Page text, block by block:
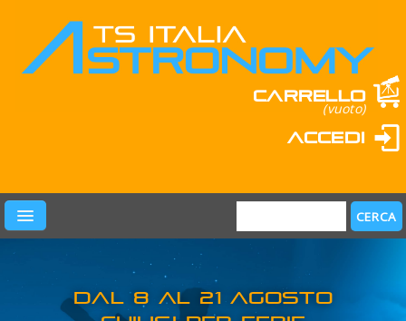
Carrello
(vuoto)
Accedi
PRODOTTI